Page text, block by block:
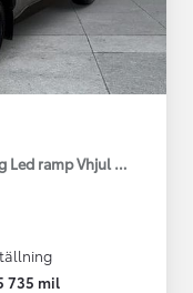
Led ramp Vhjul motorv
735 mil